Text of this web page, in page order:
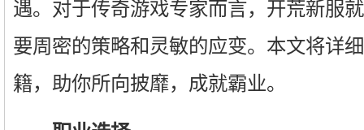
遇。对于传奇游戏专家而言，开荒新服
要周密的策略和灵敏的应变。本文将详
籍，助你所向披靡，成就霸业。